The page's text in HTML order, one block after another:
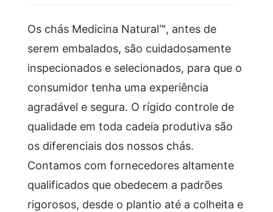
Os chás Medicina Natural™, antes de
serem embalados, são cuidadosamente
inspecionados e selecionados, para que o
consumidor tenha uma experiência
agradável e segura. O rígido controle de
qualidade em toda cadeia produtiva são
os diferenciais dos nossos chás.
Contamos com fornecedores altamente
qualificados que obedecem a padrões
rigorosos, desde o plantio até a colheita e